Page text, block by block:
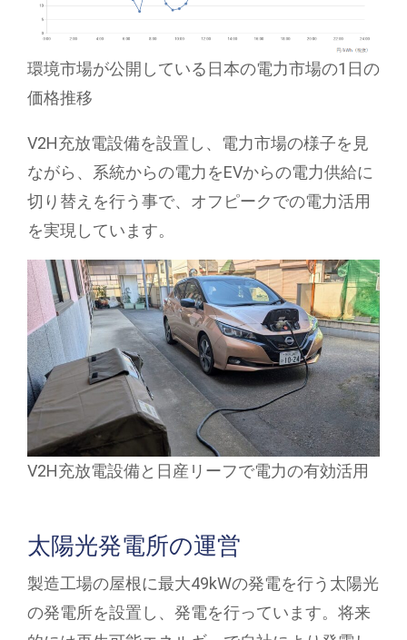
環境市場が公開している日本の電力市場の1日の
価格推移
V2H充放電設備を設置し、電力市場の様子を見
ながら、系統からの電力をEVからの電力供給に
切り替えを行う事で、オフピークでの電力活用
を実現しています。
V2H充放電設備と日産リーフで電力の有効活用
太陽光発電所の運営
製造工場の屋根に最大49kWの発電を行う太陽光
の発電所を設置し、発電を行っています。将来